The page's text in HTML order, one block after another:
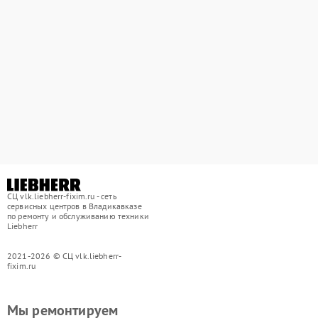
СЦ vlk.liebherr-fixim.ru - сеть
сервисных центров в Владикавказе
по ремонту и обслуживанию техники
Liebherr
2021-2026 © СЦ vlk.liebherr-
fixim.ru
Мы ремонтируем